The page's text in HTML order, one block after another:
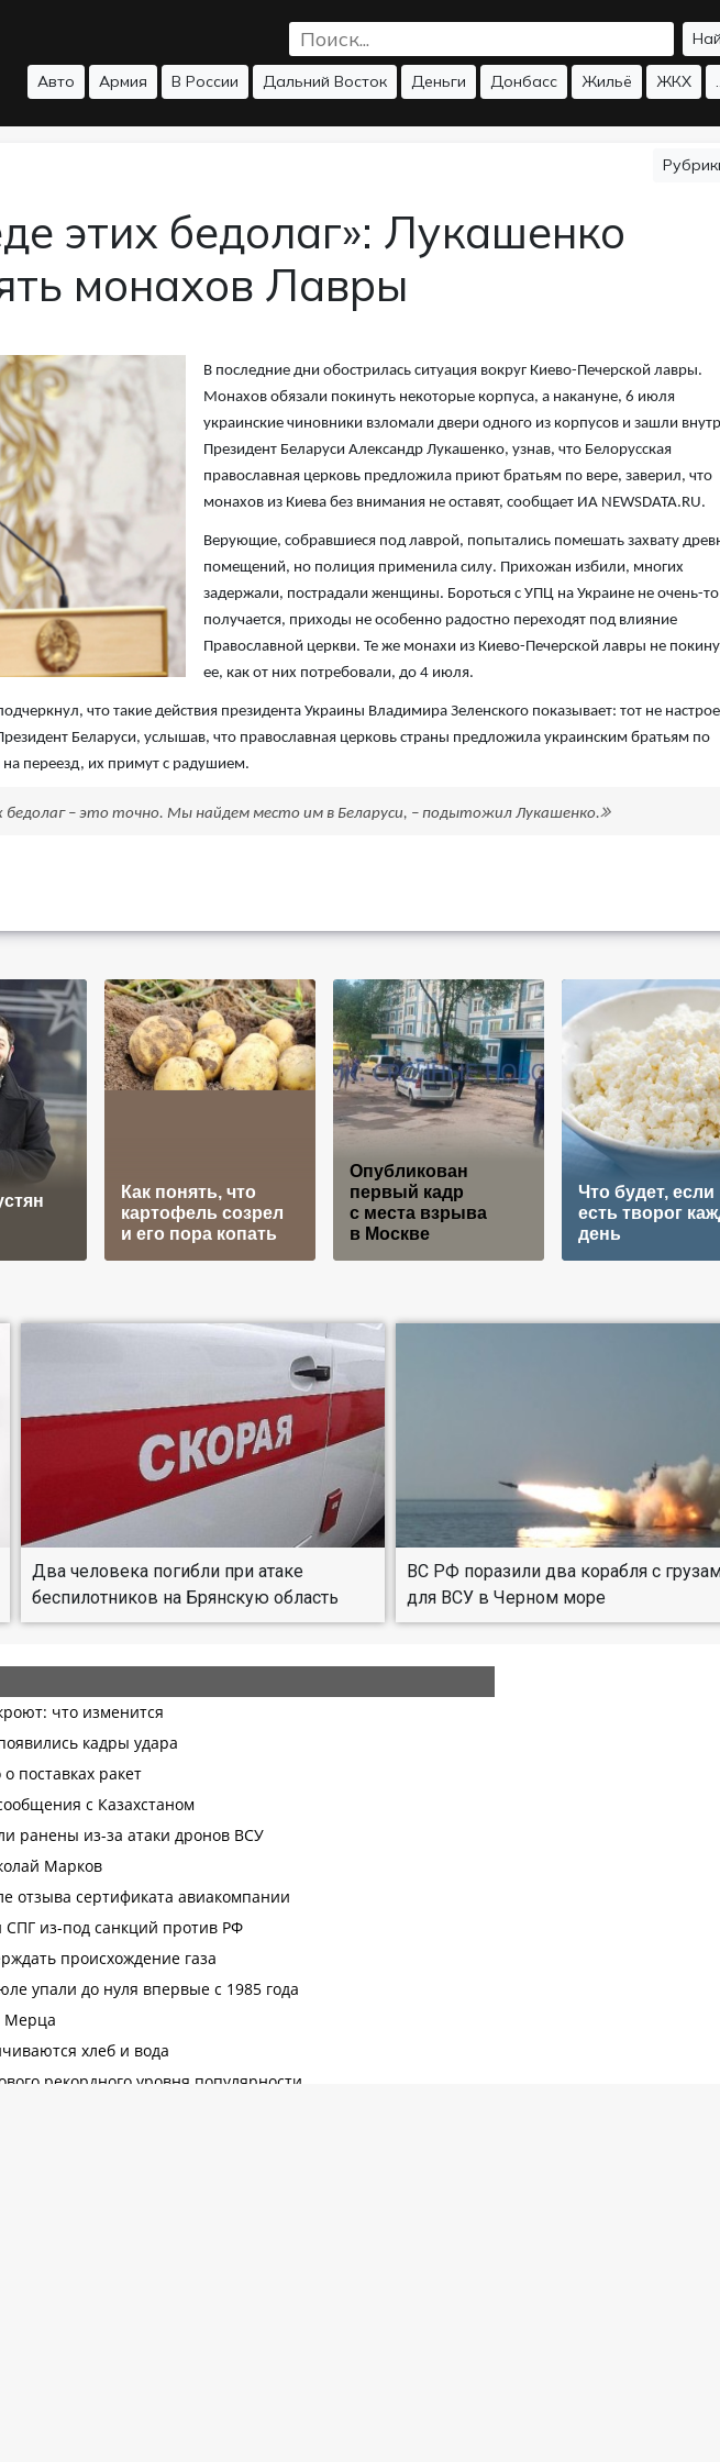
Авто Армия В России Дальний Восток Деньги Донбасс Жильё ЖКХ
этих бедолаг»: Лукашенко
монахов Лавры
В последние дни обострилась ситуация вокруг Киево-Печерской лавры.
Монахов обязали покинуть некоторые корпуса, а накануне, 6 июля
украинские чиновники взломали двери одного из корпусов и зашли
Президент Беларуси Александр Лукашенко, узнав, что Белорусская
православная церковь предложила приют братьям по вере, заверил, что
монахов из Киева без внимания не оставят, сообщает ИА NEWSDATA.RU.
Верующие, собравшиеся под лаврой, попытались помешать захвату
помещений, но полиция применила силу. Прихожан избили, многих
задержали, пострадали женщины. Бороться с УПЦ на Украине не очень-то
получается, приходы не особенно радостно переходят под влияние
Православной церкви. Те же монахи из Киево-Печерской лавры не
ее, как от них потребовали, до 4 июля.
что такие действия президента Украины Владимира Зеленского показывает: тот не
Беларуси, услышав, что православная церковь страны предложила украинским братьям по
на переезд, их примут с радушием.
– это точно. Мы найдем место им в Беларуси, – подытожил Лукашенко.
Как понять, что
картофель созрел
и его пора копать
Опубликован
первый кадр
с места взрыва
в Москве
Что будет, если
есть творог
день
Два человека погибли при атаке
беспилотников на Брянскую область
ВС РФ поразили два корабля с
для ВСУ в Черном море